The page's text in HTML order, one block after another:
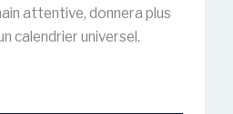
attentive, donnera plus
calendrier universel.